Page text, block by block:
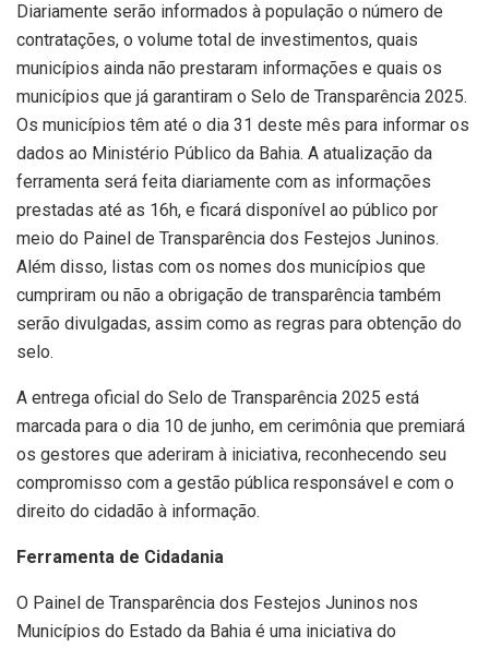
Diariamente serão informados à população o número de
contratações, o volume total de investimentos, quais
municípios ainda não prestaram informações e quais os
municípios que já garantiram o Selo de Transparência 2025.
Os municípios têm até o dia 31 deste mês para informar os
dados ao Ministério Público da Bahia. A atualização da
ferramenta será feita diariamente com as informações
prestadas até as 16h, e ficará disponível ao público por
meio do Painel de Transparência dos Festejos Juninos.
Além disso, listas com os nomes dos municípios que
cumpriram ou não a obrigação de transparência também
serão divulgadas, assim como as regras para obtenção do
selo.
A entrega oficial do Selo de Transparência 2025 está
marcada para o dia 10 de junho, em cerimônia que premiará
os gestores que aderiram à iniciativa, reconhecendo seu
compromisso com a gestão pública responsável e com o
direito do cidadão à informação.
Ferramenta de Cidadania
O Painel de Transparência dos Festejos Juninos nos
Municípios do Estado da Bahia é uma iniciativa do